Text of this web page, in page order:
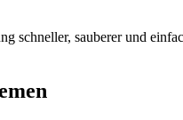
schneller, sauberer und